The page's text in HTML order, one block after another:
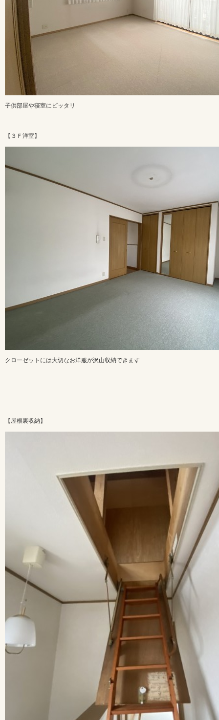
子供部屋や寝室にピッタリ
【３Ｆ洋室】
クローゼットには大切なお洋服が沢山収納できます
【屋根裏収納】